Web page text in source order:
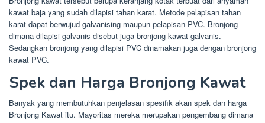
kawat baja yang sudah dilapisi tahan karat. Metode pelapisan tahan
karat dapat berwujud galvanising maupun pelapisan PVC. Bronjong
dimana dilapisi galvanis disebut juga bronjong kawat galvanis.
Sedangkan bronjong yang dilapisi PVC dinamakan juga dengan bronjong
kawat PVC.
Spek dan Harga Bronjong Kawat
Banyak yang membutuhkan penjelasan spesifik akan spek dan harga
Bronjong Kawat itu. Mayoritas mereka merupakan pengembang dimana